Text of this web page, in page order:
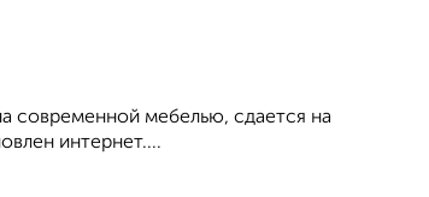
современной мебелью, сдается на
интернет....